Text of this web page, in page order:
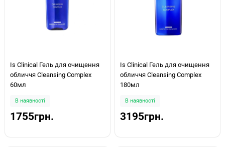
Is Clinical Гель для очищення
обличчя Cleansing Complex
60мл
В наявності
1755грн.
Is Clinical Гель для очищення
обличчя Cleansing Complex
180мл
В наявності
3195грн.